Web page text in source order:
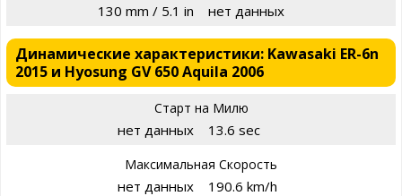
130 mm / 5.1 in нет данных
Динамические характеристики: Kawasaki ER-6n
2015 и Hyosung GV 650 Aquila 2006
Старт на Милю
нет данных 13.6 sec
Максимальная Скорость
нет данных 190.6 km/h